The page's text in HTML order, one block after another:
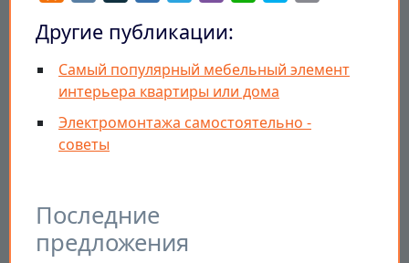
Последние
предложения
Другие публикации:
Самый популярный мебельный элемент
интерьера квартиры или дома
Электромонтажа самостоятельно -
советы